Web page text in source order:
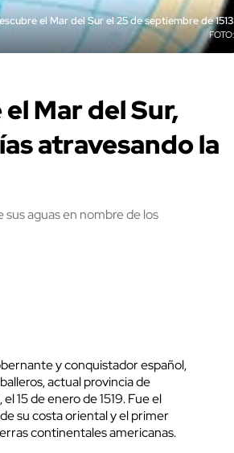
el Mar del Sur el 25 de septiembre de 1513
Mar del Sur,
atravesando la
aguas en nombre de los
y conquistador español,
actual provincia de
15 de enero de 1519. Fue el
su costa oriental y el primer
continentales americanas.